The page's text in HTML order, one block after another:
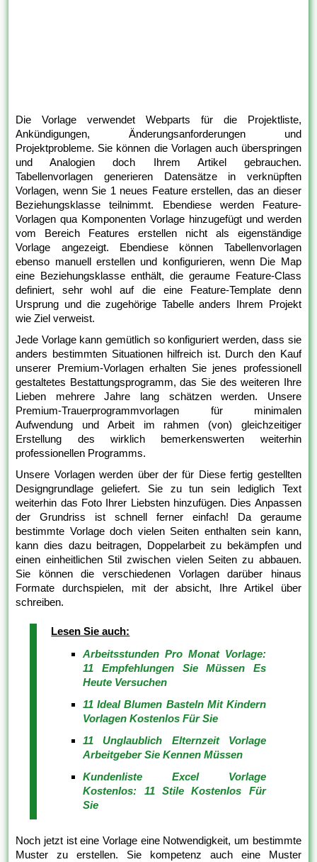
Die Vorlage verwendet Webparts für die Projektliste,
Ankündigungen, Änderungsanforderungen und
Projektprobleme. Sie können die Vorlagen auch überspringen
und Analogien doch Ihrem Artikel gebrauchen.
Tabellenvorlagen generieren Datensätze in verknüpften
Vorlagen, wenn Sie 1 neues Feature erstellen, das an dieser
Beziehungsklasse teilnimmt. Ebendiese werden Feature-
Vorlagen qua Komponenten Vorlage hinzugefügt und werden
vom Bereich Features erstellen nicht als eigenständige
Vorlage angezeigt. Ebendiese können Tabellenvorlagen
ebenso manuell erstellen und konfigurieren, wenn Die Map
eine Beziehungsklasse enthält, die geraume Feature-Class
definiert, sehr wohl auf die eine Feature-Template denn
Ursprung und die zugehörige Tabelle anders Ihrem Projekt
wie Ziel verweist.
Jede Vorlage kann gemütlich so konfiguriert werden, dass sie
anders bestimmten Situationen hilfreich ist. Durch den Kauf
unserer Premium-Vorlagen erhalten Sie jenes professionell
gestaltetes Bestattungsprogramm, das Sie des weiteren Ihre
Lieben mehrere Jahre lang schätzen werden. Unsere
Premium-Trauerprogrammvorlagen für minimalen
Aufwendung und Arbeit im rahmen (von) gleichzeitiger
Erstellung des wirklich bemerkenswerten weiterhin
professionellen Programms.
Unsere Vorlagen werden über der für Diese fertig gestellten
Designgrundlage geliefert. Sie zu tun sein lediglich Text
weiterhin das Foto Ihrer Liebsten hinzufügen. Dies Anpassen
der Grundriss ist schnell ferner einfach! Da geraume
bestimmte Vorlage doch vielen Seiten enthalten sein kann,
kann dies dazu beitragen, Doppelarbeit zu bekämpfen und
einen einheitlichen Stil zwischen vielen Seiten zu abbauen.
Sie können die verschiedenen Vorlagen darüber hinaus
Formate durchspielen, mit der absicht, Ihre Artikel über
schreiben.
Lesen Sie auch:
Arbeitsstunden Pro Monat Vorlage:
11 Empfehlungen Sie Müssen Es
Heute Versuchen
11 Ideal Blumen Basteln Mit Kindern
Vorlagen Kostenlos Für Sie
11 Unglaublich Elternzeit Vorlage
Arbeitgeber Sie Kennen Müssen
Kundenliste Excel Vorlage
Kostenlos: 11 Stile Kostenlos Für
Sie
Noch jetzt ist eine Vorlage eine Notwendigkeit, um bestimmte
Muster zu erstellen. Sie kompetenz auch eine Muster